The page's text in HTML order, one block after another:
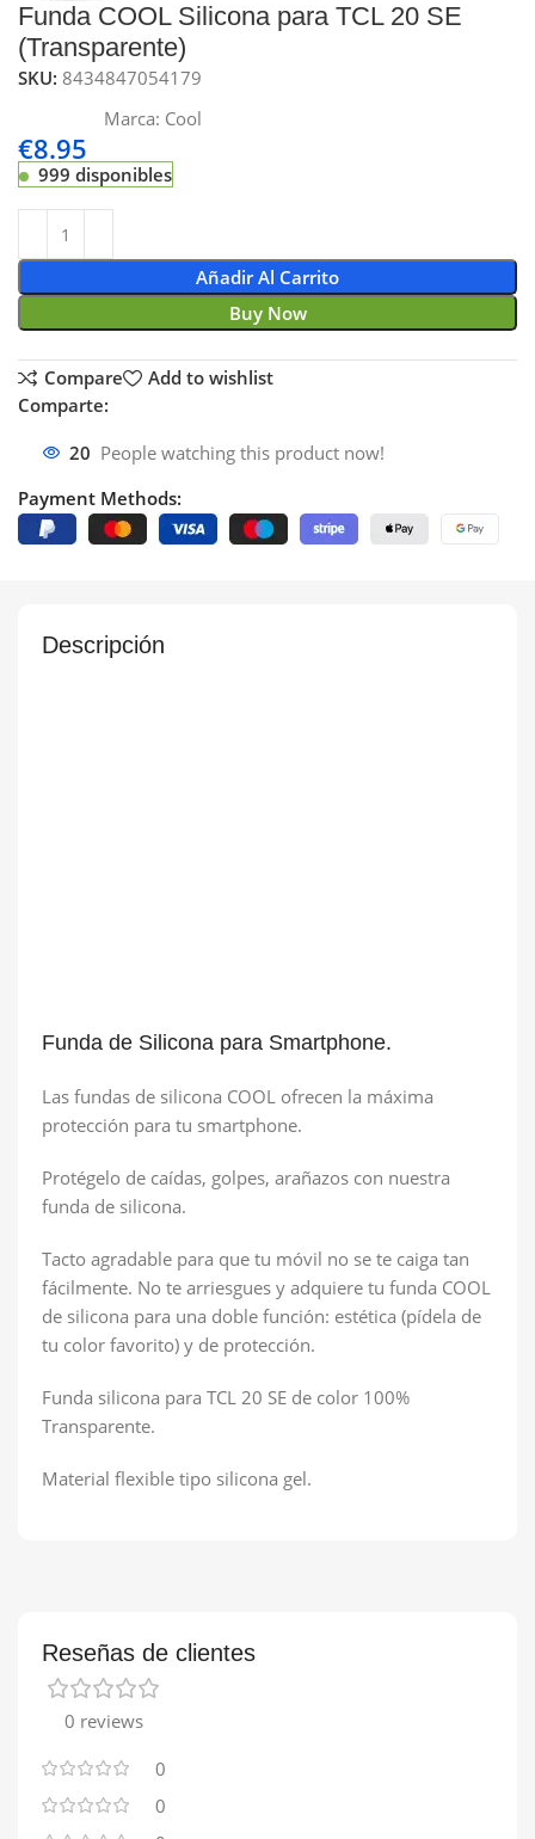
Funda COOL Silicona para TCL 20 SE
(Transparente)
SKU:8434847054179
Marca: Cool
€8.95
999 disponibles
Añadir Al Carrito
Buy Now
Compare
Add to wishlist
Comparte:
20 People watching this product now!
Payment Methods:
Descripción
Funda de Silicona para Smartphone.
Las fundas de silicona COOL ofrecen la máxima
protección para tu smartphone.
Protégelo de caídas, golpes, arañazos con nuestra
funda de silicona.
Tacto agradable para que tu móvil no se te caiga tan
fácilmente. No te arriesgues y adquiere tu funda COOL
de silicona para una doble función: estética (pídela de
tu color favorito) y de protección.
Funda silicona para TCL 20 SE de color 100%
Transparente.
Material flexible tipo silicona gel.
Reseñas de clientes
0 reviews
0
0